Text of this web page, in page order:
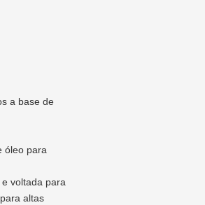
a base de
óleo para
voltada para
altas